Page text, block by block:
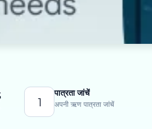
1
पात्रता जांचें
अपनी ऋण पात्रता जांचें